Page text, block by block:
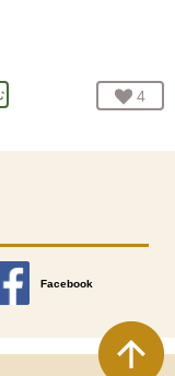
お気
4
Facebook
別のウィンドウで開きます